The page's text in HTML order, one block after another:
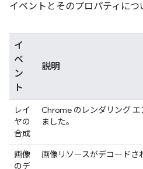
イベントとそのプロパティにつ
イ
ベ
ン
ト
説明
レイ
ヤの
合成
Chrome のレンダリング
ました。
画像
のデ
画像リソースがデコードさ